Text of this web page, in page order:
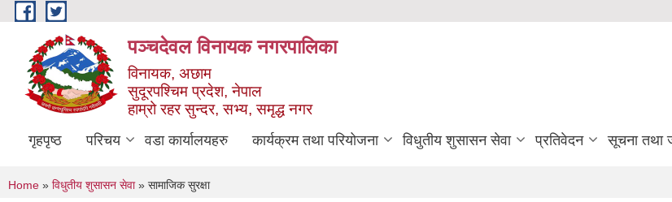
Skip to main content
पञ्चदेवल विनायक नगरपालिका
विनायक, अछाम
सुदूरपश्चिम प्रदेश, नेपाल
हाम्रो रहर सुन्दर, सभ्य, समृद्ध नगर
गृहपृष्ठ परिचय वडा कार्यालयहरु कार्यक्रम तथा परियोजना विधुतीय शुसासन सेवा प्रतिवेदन सूचना तथा
You are here
Home » विधुतीय शुसासन सेवा» सामाजिक सुरक्षा